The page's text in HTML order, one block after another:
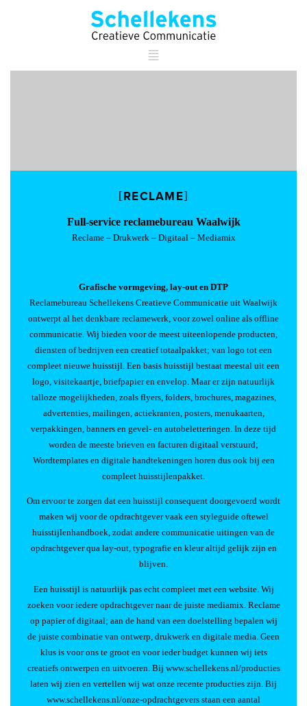
RECLAME
Full-service reclamebureau Waalwijk
Reclame– Drukwerk – Digitaal – Mediamix
Grafische vormgeving, lay-out en DTP
Reclamebureau Schellekens Creatieve Communicatie uit Waalwijk
ontwerpt al het denkbare reclamewerk, voor zowel online als offline
communicatie. Wij bieden voor de meest uiteenlopende producten,
diensten of bedrijven een creatief totaalpakket; van logo tot een
compleet nieuwe huisstijl. Een basis huisstijl bestaat meestal uit een
logo, visitekaartje, briefpapier en envelop. Maar er zijn natuurlijk
talloze mogelijkheden, zoals flyers, folders, brochures, magazines,
advertenties, mailingen, actiekranten, posters, menukaarten,
verpakkingen, banners en gevel- en autobeletteringen. In deze tijd
worden de meeste brieven en facturen digitaal verstuurd;
Wordtemplates en digitale handtekeningen horen dus ook bij een
compleet huisstijlenpakket.
Om ervoor te zorgen dat een huisstijl consequent doorgevoerd wordt
maken wij voor de opdrachtgever vaak een styleguide oftewel
huisstijlenhandboek, zodat andere communicatie uitingen van de
opdrachtgever qua lay-out, typografie en kleur altijd gelijk zijn en
blijven.
Een huisstijl is natuurlijk pas echt compleet met een website. Wij
zoeken voor iedere opdrachtgever naar de juiste mediamix. Reclame
op papier of digitaal; aan de hand van een doelstelling bepalen wij
de juiste combinatie van ontwerp, drukwerk en digitale media. Geen
klus is voor ons te groot en voor ieder budget kunnen wij iets
creatiefs ontwerpen en uitvoeren. Bij www.schellekens.nl/producties
laten wij zien en vertellen wij wat onze recente producties zijn. Bij
www.schellekens.nl/onze-opdrachtgevers staan een aantal